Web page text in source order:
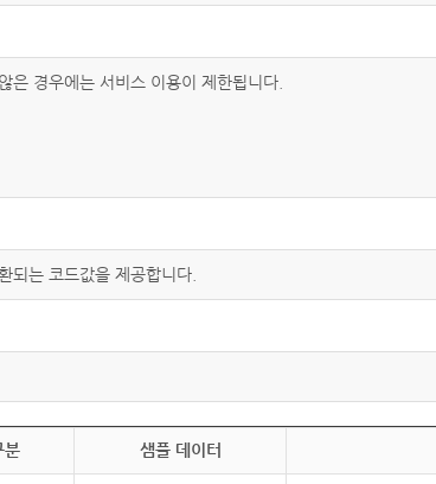
은 경우에는 서비스 이용이 제한됩니다.
되는 코드값을 제공합니다.
분 샘플 데이터